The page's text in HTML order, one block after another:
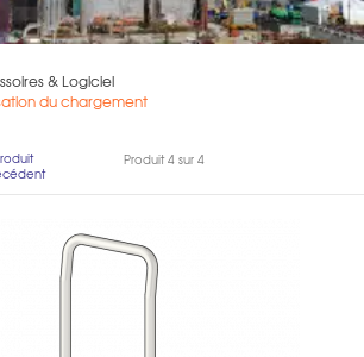
& Logiciel
du chargement
Produit 4 sur 4